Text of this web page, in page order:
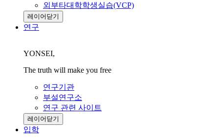
외부타대학학생실습(VCP)
레이어닫기
연구
YONSEI,
The truth will make you free
연구기관
부설연구소
연구 관련 사이트
레이어닫기
입학